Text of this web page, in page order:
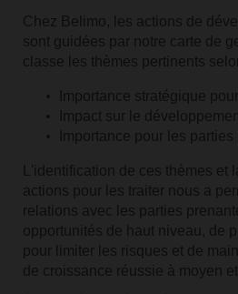
Chez Belimo, les actions de
sont guidées par notre carte de
classe les thèmes pertinents
Importance stratégique
Impact sur le
Importance pour les
L'identification de ces thèmes
actions pour les traiter nous a
relations avec les parties
opportunités de haut niveau, de
pour limiter les risques et de
de croissance réussie à moyen